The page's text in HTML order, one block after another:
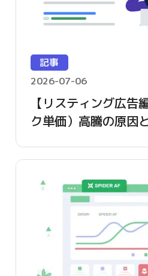
記事
2026-07-06
【リスティング広告
ク単価）高騰の原因